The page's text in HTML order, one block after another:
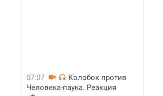
07:07
Колобок против
Человека-паука. Реакция